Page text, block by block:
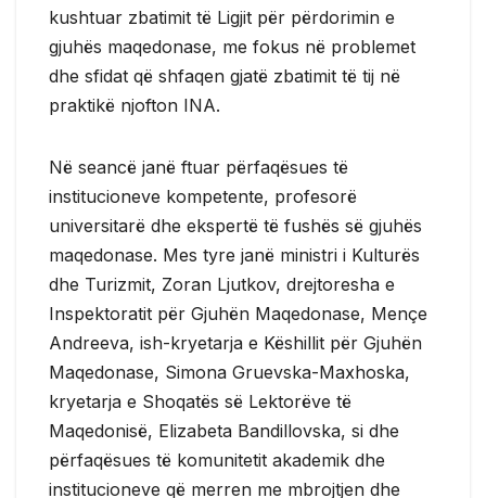
kushtuar zbatimit të Ligjit për përdorimin e
gjuhës maqedonase, me fokus në problemet
dhe sfidat që shfaqen gjatë zbatimit të tij në
praktikë njofton INA.
Në seancë janë ftuar përfaqësues të
institucioneve kompetente, profesorë
universitarë dhe ekspertë të fushës së gjuhës
maqedonase. Mes tyre janë ministri i Kulturës
dhe Turizmit, Zoran Ljutkov, drejtoresha e
Inspektoratit për Gjuhën Maqedonase, Mençe
Andreeva, ish-kryetarja e Këshillit për Gjuhën
Maqedonase, Simona Gruevska-Maxhoska,
kryetarja e Shoqatës së Lektorëve të
Maqedonisë, Elizabeta Bandillovska, si dhe
përfaqësues të komunitetit akademik dhe
institucioneve që merren me mbrojtjen dhe